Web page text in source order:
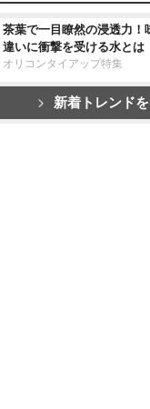
茶葉で一目瞭然の浸透力！
違いに衝撃を受ける水とは
オリコンタイアップ特集
新着トレンド